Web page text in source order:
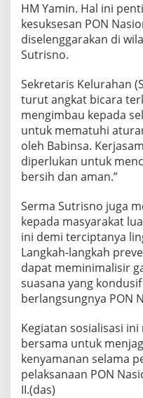
S
e
i
K
a
H
i
l
i
r
I
I
a
k
P
e
d
a
g
a
g
e
r
s
HM Yamin. Hal ini
kesuksesan PON
diselenggarakan di
Sutrisno.
Sekretaris Kelurahan
turut angkat bicara
mengimbau kepada
untuk mematuhi
oleh Babinsa.
diperlukan untuk
bersih dan aman.”
Serma Sutrisno juga
kepada masyarakat
ini demi terciptanya
Langkah-langkah
dapat meminimalisir
suasana yang
berlangsungnya PON
Kegiatan sosialisasi
bersama untuk
kenyamanan selama
pelaksanaan PON
II.(das)